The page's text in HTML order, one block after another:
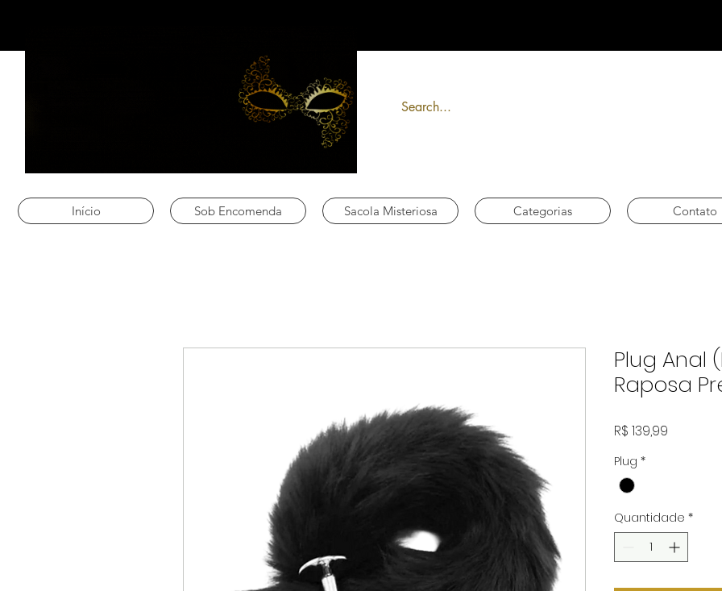
Início Sob Encomenda Sacola Misteriosa Categorias Contato
Plug Anal
Raposa
R$ 139,99
Plug *
Quantidade *